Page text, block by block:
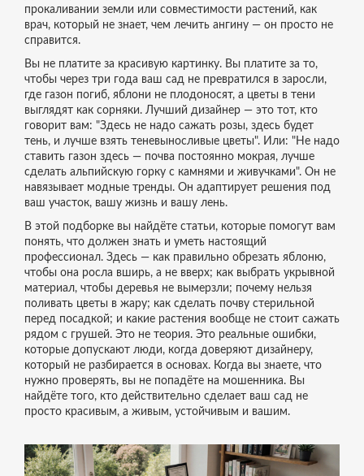
прокаливании земли или совместимости растений, как
врач, который не знает, чем лечить ангину — он просто не
справится.
Вы не платите за красивую картинку. Вы платите за то,
чтобы через три года ваш сад не превратился в заросли,
где газон погиб, яблони не плодоносят, а цветы в тени
выглядят как сорняки. Лучший дизайнер — это тот, кто
говорит вам: "Здесь не надо сажать розы, здесь будет
тень, и лучше взять теневыносливые цветы". Или: "Не надо
ставить газон здесь — почва постоянно мокрая, лучше
сделать альпийскую горку с камнями и живучками". Он не
навязывает модные тренды. Он адаптирует решения под
ваш участок, вашу жизнь и вашу лень.
В этой подборке вы найдёте статьи, которые помогут вам
понять, что должен знать и уметь настоящий
профессионал. Здесь — как правильно обрезать яблоню,
чтобы она росла вширь, а не вверх; как выбрать укрывной
материал, чтобы деревья не вымерзли; почему нельзя
поливать цветы в жару; как сделать почву стерильной
перед посадкой; и какие растения вообще не стоит сажать
рядом с грушей. Это не теория. Это реальные ошибки,
которые допускают люди, когда доверяют дизайнеру,
который не разбирается в основах. Когда вы знаете, что
нужно проверять, вы не попадёте на мошенника. Вы
найдёте того, кто действительно сделает ваш сад не
просто красивым, а живым, устойчивым и вашим.